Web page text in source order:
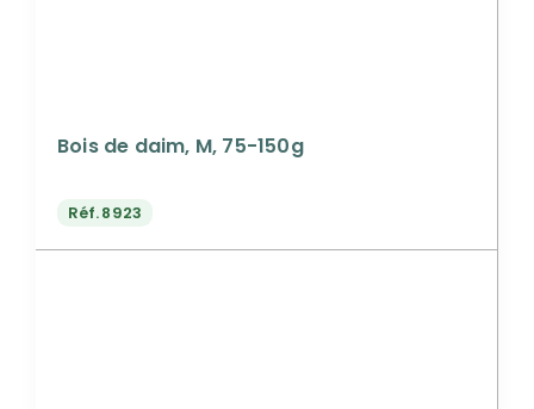
Bois de daim, M, 75-150g
Réf.8923